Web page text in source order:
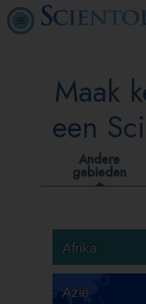
Maak
een
Andere
gebieden
Afrika
Azië